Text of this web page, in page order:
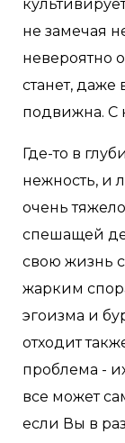
не замечая
невероятно
станет, даже
подвижна. С
Где-то в
нежность, и
очень
спешащей
свою жизнь с
жарким
эгоизма и
отходит
проблема -
все может
если Вы в